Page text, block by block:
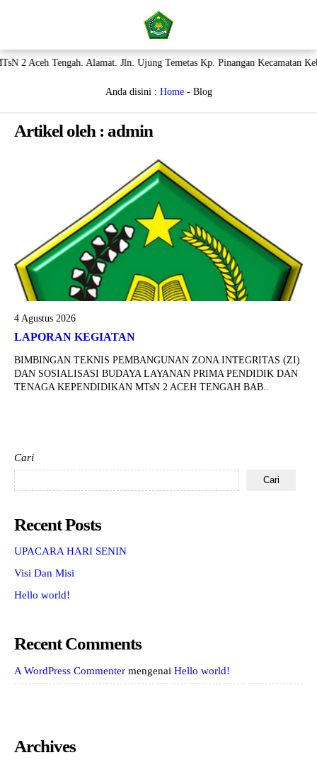
ZONA INTEGRITAS (ZI)
Layanan
Prestasi
Perpustakaan
2 Aceh Tengah. Alamat. Jln. Ujung Temetas Kp. Pinangan Kecamatan
Anda disini : Home- Blog
Artikel oleh : admin
4 Agustus 2026
LAPORAN KEGIATAN
BIMBINGAN TEKNIS PEMBANGUNAN ZONA INTEGRITAS (ZI)
DAN SOSIALISASI BUDAYA LAYANAN PRIMA PENDIDIK DAN
TENAGA KEPENDIDIKAN MTsN 2 ACEH TENGAH BAB..
Cari
Cari
Recent Posts
UPACARA HARI SENIN
Visi Dan Misi
Hello world!
Recent Comments
A WordPress Commenter mengenai Hello world!
Archives